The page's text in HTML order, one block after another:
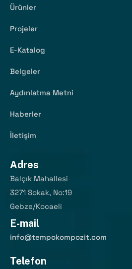
Ürünler
Projeler
E-Katalog
Belgeler
Aydınlatma Metni
Haberler
İletişim
Adres
Balçık Mahallesi
3271 Sokak, No:19
Gebze/Kocaeli
E-mail
info@tempokompozit.com
Telefon